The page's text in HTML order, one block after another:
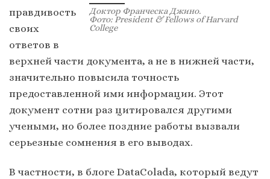
Доктор Франческа Джино.
Фото: President & Fellows of Harvard
College
правдивость
своих
ответов в
верхней части документа, а не в нижней части,
значительно повысила точность
предоставленной ими информации. Этот
документ сотни раз цитировался другими
учеными, но более поздние работы вызвали
серьезные сомнения в его выводах.
В частности, в блоге DataColada, который ведут